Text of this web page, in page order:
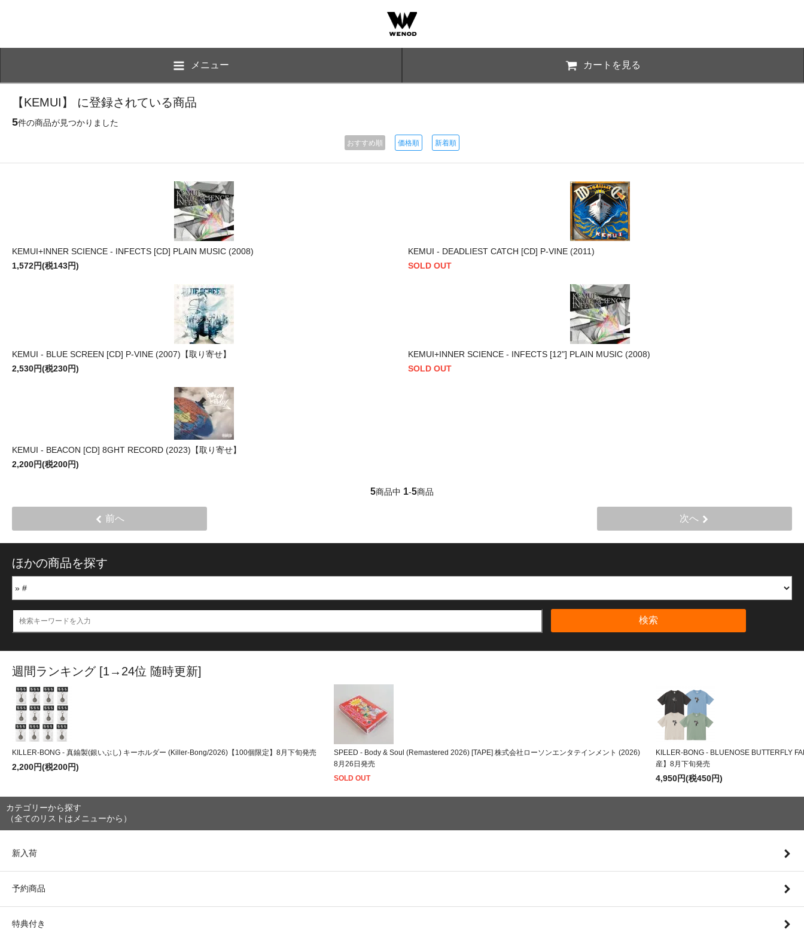
メニュー カートを見る
【KEMUI】 に登録されている商品
5件の商品が見つかりました
おすすめ順 価格順 新着順
KEMUI+INNER SCIENCE - INFECTS [CD] PLAIN MUSIC (2008)
1,572円(税143円)
KEMUI - DEADLIEST CATCH [CD] P-VINE (2011)
SOLD OUT
KEMUI - BLUE SCREEN [CD] P-VINE (2007)【取り寄せ】
2,530円(税230円)
KEMUI+INNER SCIENCE - INFECTS [12"] PLAIN MUSIC (2008)
SOLD OUT
KEMUI - BEACON [CD] 8GHT RECORD (2023)【取り寄せ】
2,200円(税200円)
5商品中 1-5商品
前へ 次へ
ほかの商品を探す
検索
週間ランキング [1→24位 随時更新]
KILLER-BONG - 真鍮製(銀いぶし) キーホルダー (Killer-Bong/2026)【100個限定】8月下旬発売
2,200円(税200円)
SPEED - Body & Soul (Remastered 2026) [TAPE] 株式会社ローソンエンタテインメント (2026)
8月26日発売
SOLD OUT
KILLER-BONG - BLUENOSE BUTTERFLY
産】8月下旬発売
4,950円(税450円)
カテゴリーから探す
（全てのリストはメニューから）
新入荷
予約商品
特典付き